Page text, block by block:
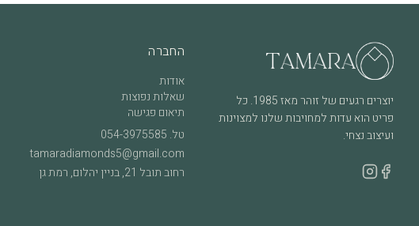
יוצרים רגעים של זוהר מאז 1985. כל
פריט הוא עדות למחויבות שלנו למצוינות
ועיצוב נצחי.
החברה
אודות
שאלות נפוצות
תיאום פגישה
טל.
tamaradiamonds5@gmail.com
רחוב תובל 21, בניין יהלום, רמת גן